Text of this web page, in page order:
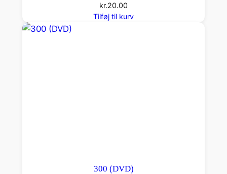
kr.20.00
Tilføj til kurv
300 (DVD)